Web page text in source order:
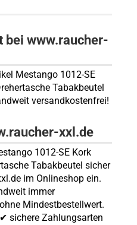
bei www.raucher-
Mestango 1012-SE
Tabakbeutel
versandkostenfrei!
xxl.de
1012-SE Kork
Tabakbeutel sicher
im Onlineshop ein.
immer
Mindestbestellwert.
sichere Zahlungsarten